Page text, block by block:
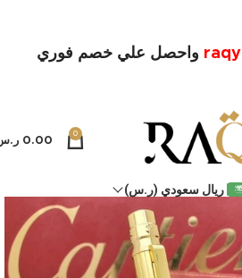
raqy واحصل علي خصم فوري
0
0.00
ريال سعودي (ر.س)